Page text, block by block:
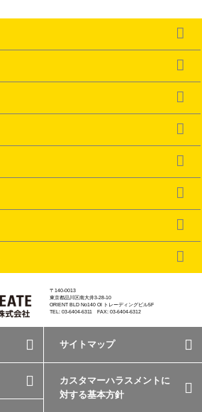
〒140-0013
東京都品川区南大井3-28-10
ORIENT BLD No140 OI トレーディングビル5F
TEL: 03-6404-6311 FAX: 03-6404-6312
サイトマップ
カスタマーハラスメントに
対する基本方針